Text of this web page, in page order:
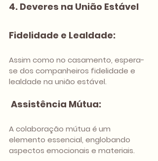
4. Deveres na União Estável
Fidelidade e Lealdade:
Assim como no casamento, espera-
se dos companheiros fidelidade e
lealdade na união estável.
Assistência Mútua:
A colaboração mútua é um
elemento essencial, englobando
aspectos emocionais e materiais.